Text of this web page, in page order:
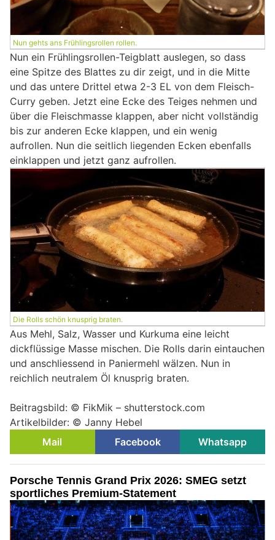
Nun gehts ans Frühlingsrollen rollen.
Nun ein Frühlingsrollen-Teigblatt auslegen, so dass
eine Spitze des Blattes zu dir zeigt, und in die Mitte
und das untere Drittel etwa 2-3 EL von dem Fleisch-
Curry geben. Jetzt eine Ecke des Teiges nehmen und
über die Fleischmasse klappen, aber nicht vollständig
bis zur anderen Ecke klappen, und ein wenig
aufrollen. Nun die seitlich liegenden Ecken ebenfalls
einklappen und jetzt ganz aufrollen.
Die Rolls schön knusprig braten.
Aus Mehl, Salz, Wasser und Kurkuma eine leicht
dickflüssige Masse mischen. Die Rolls darin eintauchen
und anschliessend in Paniermehl wälzen. Nun in
reichlich neutralem Öl knusprig braten.
Beitragsbild: © FikMik – shutterstock.com
Artikelbilder: © Janny Hebel
Mail
Facebook Whatsapp
Porsche Tennis Grand Prix 2026: SMEG setzt
sportliches Premium-Statement